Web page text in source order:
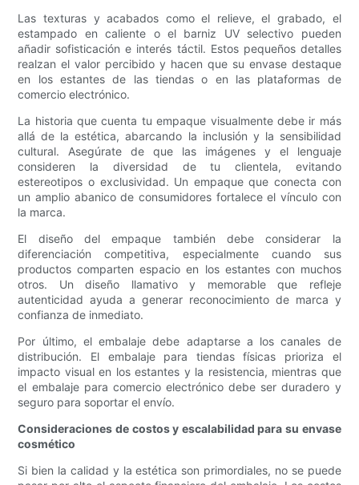
Las texturas y acabados como el relieve, el grabado, el
estampado en caliente o el barniz UV selectivo pueden
añadir sofisticación e interés táctil. Estos pequeños detalles
realzan el valor percibido y hacen que su envase destaque
en los estantes de las tiendas o en las plataformas de
comercio electrónico.
La historia que cuenta tu empaque visualmente debe ir más
allá de la estética, abarcando la inclusión y la sensibilidad
cultural. Asegúrate de que las imágenes y el lenguaje
consideren la diversidad de tu clientela, evitando
estereotipos o exclusividad. Un empaque que conecta con
un amplio abanico de consumidores fortalece el vínculo con
la marca.
El diseño del empaque también debe considerar la
diferenciación competitiva, especialmente cuando sus
productos comparten espacio en los estantes con muchos
otros. Un diseño llamativo y memorable que refleje
autenticidad ayuda a generar reconocimiento de marca y
confianza de inmediato.
Por último, el embalaje debe adaptarse a los canales de
distribución. El embalaje para tiendas físicas prioriza el
impacto visual en los estantes y la resistencia, mientras que
el embalaje para comercio electrónico debe ser duradero y
seguro para soportar el envío.
Consideraciones de costos y escalabilidad para su envase
cosmético
Si bien la calidad y la estética son primordiales, no se puede